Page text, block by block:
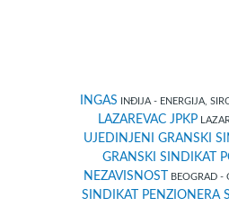
INGAS INĐIJA - ENERGIJA,
LAZAREVAC JPKP
UJEDINJENI GRANSKI
GRANSKI SINDIKAT
NEZAVISNOST
BEOGRAD -
SINDIKAT PENZIONERA